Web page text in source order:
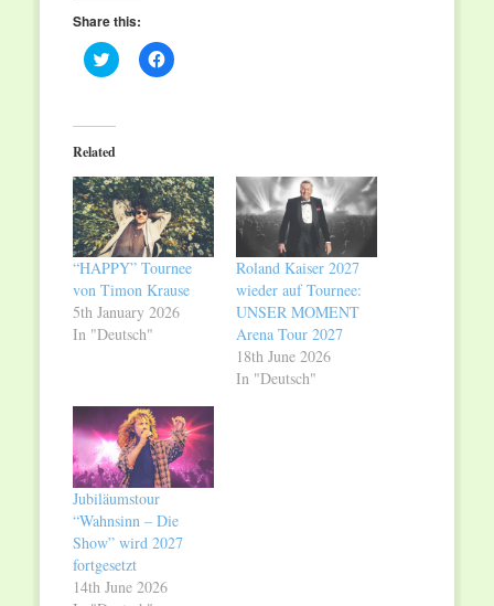
Share this:
Click
to
(Opens
in
new
Click
to
Related
“HAPPY” Tournee
von Timon Krause
5th January 2026
In "Deutsch"
Roland Kaiser 2027
wieder auf Tournee:
UNSER MOMENT
Arena Tour 2027
18th June 2026
In "Deutsch"
Jubiläumstour
“Wahnsinn – Die
Show” wird 2027
fortgesetzt
14th June 2026